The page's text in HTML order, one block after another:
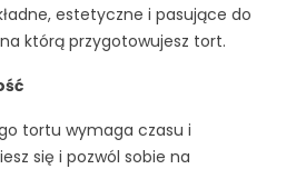
estetyczne i pasujące do
którą przygotowujesz tort.
tortu wymaga czasu i
się i pozwól sobie na